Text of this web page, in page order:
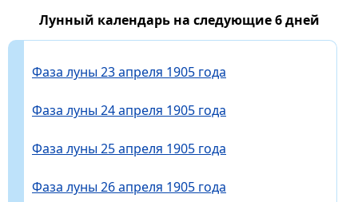
Лунный календарь на следующие 6 дней
Фаза луны 23 апреля 1905 года
Фаза луны 24 апреля 1905 года
Фаза луны 25 апреля 1905 года
Фаза луны 26 апреля 1905 года